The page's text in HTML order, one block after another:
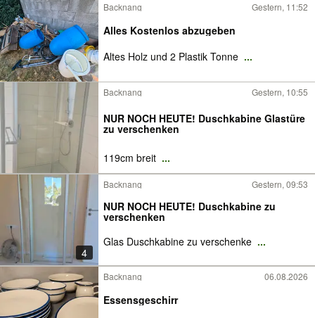
Backnang Gestern, 11:52
Alles Kostenlos abzugeben
Altes Holz und 2 Plastik Tonne ...
Backnang Gestern, 10:55
NUR NOCH HEUTE! Duschkabine Glastüre
zu verschenken
119cm breit ...
4
Backnang Gestern, 09:53
NUR NOCH HEUTE! Duschkabine zu
verschenken
Glas Duschkabine zu verschenke ...
Backnang 06.08.2026
Essensgeschirr